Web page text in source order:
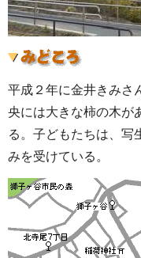
平成２年に金井きみさ
央には大きな柿の木が
る。子どもたちは、写
みを受けている。